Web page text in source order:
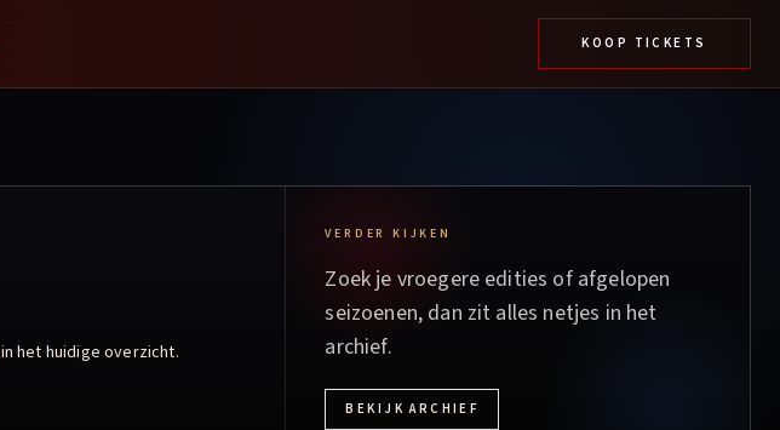
KOOP TICKETS
in het huidige overzicht.
VERDER KIJKEN
Zoek je vroegere edities of afgelopen
seizoenen, dan zit alles netjes in het
archief.
BEKIJK ARCHIEF